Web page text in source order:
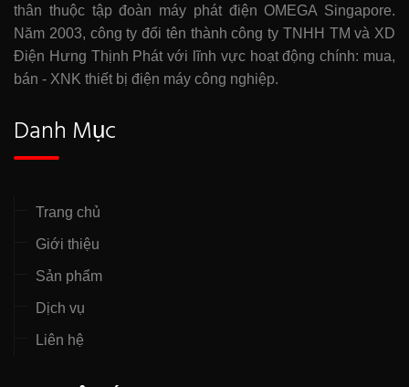
thân thuộc tập đoàn máy phát điện OMEGA Singapore.
Năm 2003, công ty đổi tên thành công ty TNHH TM và XD
Điện Hưng Thịnh Phát với lĩnh vực hoạt động chính: mua,
bán - XNK thiết bị điện máy công nghiệp.
Danh Mục
Trang chủ
Giới thiệu
Sản phẩm
Dịch vụ
Liên hệ